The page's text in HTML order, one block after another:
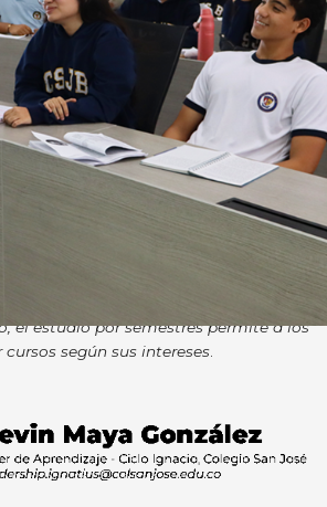
el estudio por semestres permite a los
según sus intereses